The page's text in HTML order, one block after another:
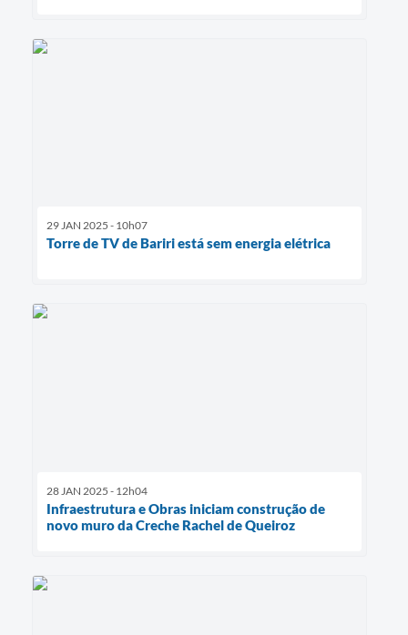
29 JAN 2025 - 10h07
Torre de TV de Bariri está sem energia elétrica
28 JAN 2025 - 12h04
Infraestrutura e Obras iniciam construção de
novo muro da Creche Rachel de Queiroz